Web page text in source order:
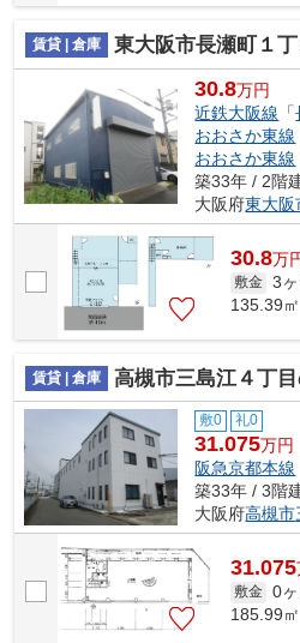
賃貸 | 倉庫 東大阪市長瀬町１
30.8万円
近鉄大阪線 「
おおさか東線
おおさか東線
築33年 / 2階
大阪府東大阪
30.8万
敷金 3ヶ
135.39
賃貸 | 倉庫 高槻市三島江４丁
敷0 礼0
31.075万円
阪急京都本線
築33年 / 3階
大阪府高槻市
31.075
敷金 0ヶ
185.99